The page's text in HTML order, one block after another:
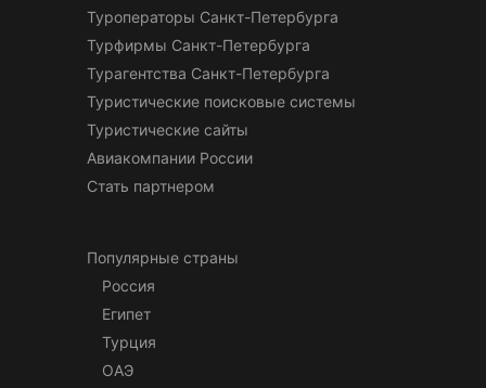
Туроператоры Санкт-Петербурга
Турфирмы Санкт-Петербурга
Турагентства Санкт-Петербурга
Туристические поисковые системы
Туристические сайты
Авиакомпании России
Стать партнером
Популярные страны
Россия
Египет
Турция
ОАЭ